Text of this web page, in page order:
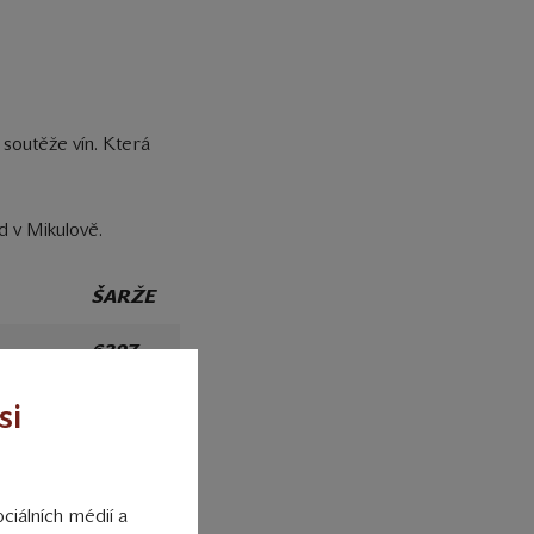
vín. Která
v Mikulově.
ŠARŽE
6327
7336
médií a